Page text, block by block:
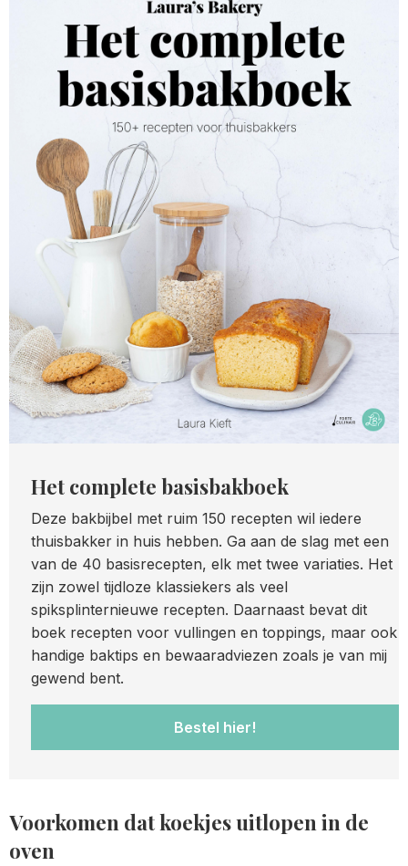
Het complete basisbakboek
Deze bakbijbel met ruim 150 recepten wil iedere
thuisbakker in huis hebben. Ga aan de slag met een
van de 40 basisrecepten, elk met twee variaties. Het
zijn zowel tijdloze klassiekers als veel
spiksplinternieuwe recepten. Daarnaast bevat dit
boek recepten voor vullingen en toppings, maar ook
handige baktips en bewaaradviezen zoals je van mij
gewend bent.
Bestel hier!
Voorkomen dat koekjes uitlopen in de
oven